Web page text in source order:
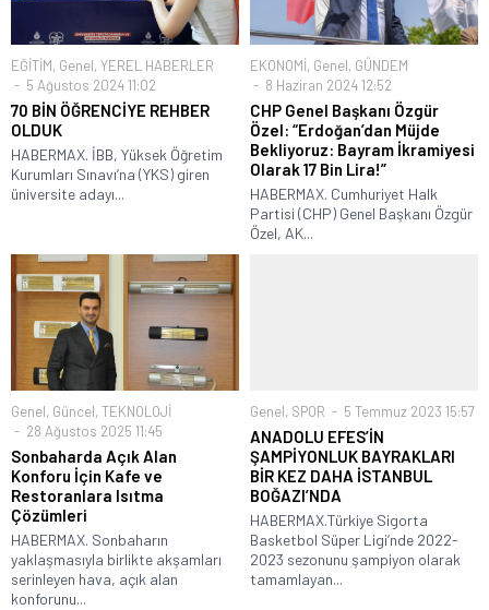
EĞİTİM, Genel, YEREL HABERLER
5 Ağustos 2024 11:02
70 BİN ÖĞRENCİYE REHBER
OLDUK
HABERMAX. İBB, Yüksek Öğretim
Kurumları Sınavı’na (YKS) giren
üniversite adayı...
EKONOMİ, Genel, GÜNDEM
8 Haziran 2024 12:52
CHP Genel Başkanı Özgür
Özel: “Erdoğan’dan Müjde
Bekliyoruz: Bayram İkramiyesi
Olarak 17 Bin Lira!”
HABERMAX. Cumhuriyet Halk
Partisi (CHP) Genel Başkanı Özgür
Özel, AK...
Genel, Güncel, TEKNOLOJİ
28 Ağustos 2025 11:45
Sonbaharda Açık Alan
Konforu İçin Kafe ve
Restoranlara Isıtma
Çözümleri
HABERMAX. Sonbaharın
yaklaşmasıyla birlikte akşamları
serinleyen hava, açık alan
konforunu...
Genel, SPOR 5 Temmuz 2023 15:57
ANADOLU EFES’İN
ŞAMPİYONLUK BAYRAKLARI
BİR KEZ DAHA İSTANBUL
BOĞAZI’NDA
HABERMAX.Türkiye Sigorta
Basketbol Süper Ligi’nde 2022-
2023 sezonunu şampiyon olarak
tamamlayan...